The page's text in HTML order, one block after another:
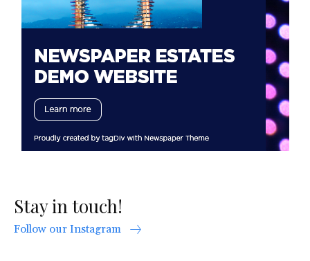
Stay in touch!
Follow our Instagram